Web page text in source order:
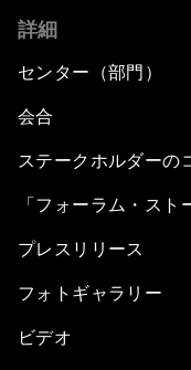
詳細
センター（部門）
会合
ステークホルダーの
「フォーラム・スト
プレスリリース
フォトギャラリー
ビデオ